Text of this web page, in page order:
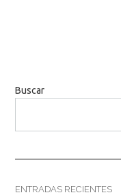
Buscar
ENTRADAS RECIENTES